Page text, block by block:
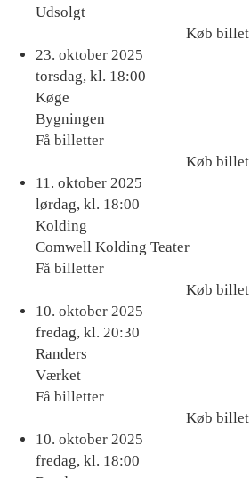
Udsolgt
Køb billet
Køb
billet
23. oktober 2025
torsdag, kl. 18:00
Køge
Bygningen
Få billetter
Køb billet
Køb
billet
11. oktober 2025
lørdag, kl. 18:00
Kolding
Comwell Kolding Teater
Få billetter
Køb billet
Køb
billet
10. oktober 2025
fredag, kl. 20:30
Randers
Værket
Få billetter
Køb billet
Køb
billet
10. oktober 2025
fredag, kl. 18:00